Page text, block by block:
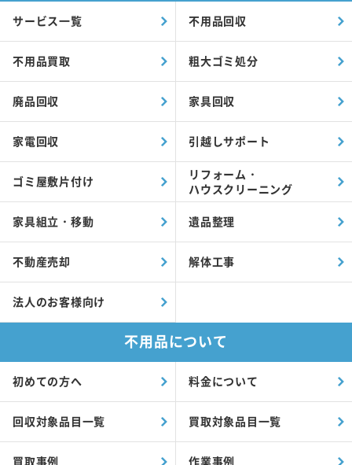
サービス一覧 不用品回収
不用品買取 粗大ゴミ処分
廃品回収 家具回収
家電回収 引越しサポート
ゴミ屋敷片付け
リフォーム・
ハウスクリーニング
家具組立・移動 遺品整理
不動産売却 解体工事
法人のお客様向け
不用品について
初めての方へ 料金について
回収対象品目一覧 買取対象品目一覧
買取事例 作業事例